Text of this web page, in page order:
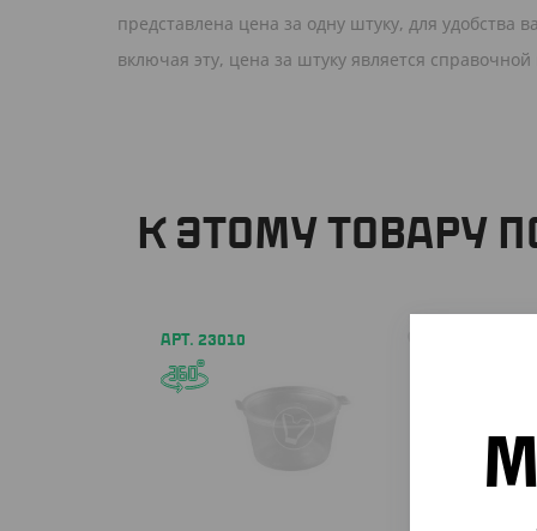
представлена цена за одну штуку, для удобства
включая эту, цена за штуку является
К ЭТОМУ ТОВАРУ
АРТ. 23010